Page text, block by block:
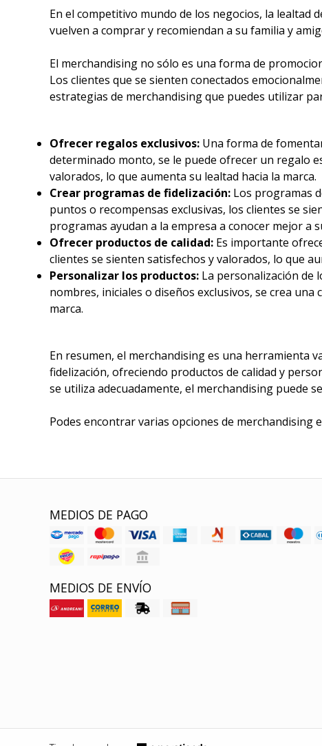
En el competitivo mundo de los negocios, la lealtad
vuelven a comprar y recomiendan a su familia y
El merchandising no sólo es una forma de
Los clientes que se sienten conectados
estrategias de merchandising que puedes utilizar
Ofrecer regalos exclusivos: Una forma de
determinado monto, se le puede ofrecer un regalo
valorados, lo que aumenta su lealtad hacia la marca.
Crear programas de fidelización: Los programas
puntos o recompensas exclusivas, los clientes se
programas ayudan a la empresa a conocer mejor a
Ofrecer productos de calidad: Es importante
clientes se sienten satisfechos y valorados, lo que
Personalizar los productos: La personalización de
nombres, iniciales o diseños exclusivos, se crea
marca.
En resumen, el merchandising es una herramienta
fidelización, ofreciendo productos de calidad y
se utiliza adecuadamente, el merchandising puede
Podes encontrar varias opciones de merchandising
MEDIOS DE PAGO
MEDIOS DE ENVÍO